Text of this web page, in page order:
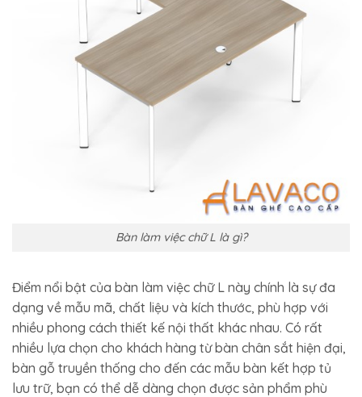
Bàn làm việc chữ L là gì?
Điểm nổi bật của bàn làm việc chữ L này chính là sự đa
dạng về mẫu mã, chất liệu và kích thước, phù hợp với
nhiều phong cách thiết kế nội thất khác nhau. Có rất
nhiều lựa chọn cho khách hàng từ bàn chân sắt hiện đại,
bàn gỗ truyền thống cho đến các mẫu bàn kết hợp tủ
lưu trữ, bạn có thể dễ dàng chọn được sản phẩm phù